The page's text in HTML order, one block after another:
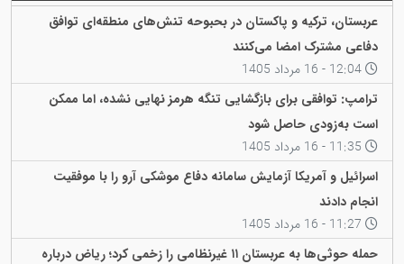
عربستان، ترکیه و پاکستان در بحبوحه تنش‌های منطقه‌ای توافق
دفاعی مشترک امضا می‌کنند
ترامپ: توافقی برای بازگشایی تنگه هرمز نهایی نشده، اما ممکن
است به‌زودی حاصل شود
اسرائیل و آمریکا آزمایش سامانه دفاع موشکی آرو را با موفقیت
انجام دادند
حمله حوثی‌ها به عربستان ۱۱ غیرنظامی را زخمی کرد؛ ریاض درباره